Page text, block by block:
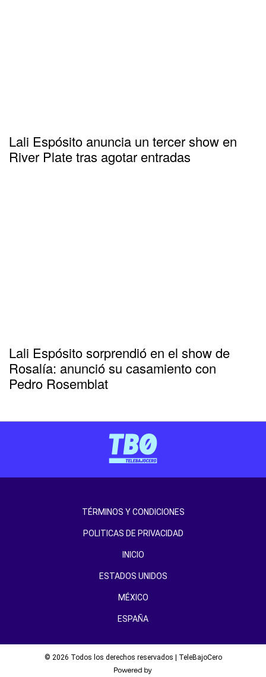
Lali Espósito anuncia un tercer show en
River Plate tras agotar entradas
Lali Espósito sorprendió en el show de
Rosalía: anunció su casamiento con
Pedro Rosemblat
TÉRMINOS Y CONDICIONES
POLITICAS DE PRIVACIDAD
INICIO
ESTADOS UNIDOS
MÉXICO
ESPAÑA
© 2026 Todos los derechos reservados | TeleBajoCero